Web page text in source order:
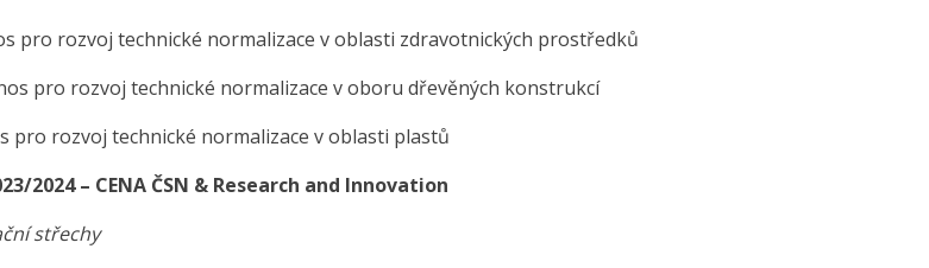
pro rozvoj technické normalizace v oblasti zdravotnických prostředků
pro rozvoj technické normalizace v oboru dřevěných konstrukcí
pro rozvoj technické normalizace v oblasti plastů
2024 – CENA ČSN & Research and Innovation
střechy